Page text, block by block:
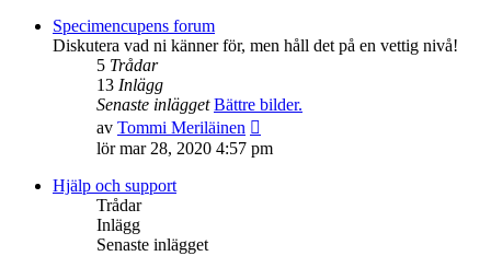
Specimencupens forum
Diskutera vad ni känner för, men håll det på en vettig nivå!
5 Trådar
13 Inlägg
Senaste inlägget Bättre bilder.
av Tommi Meriläinen
till
lör mar 28, 2020 4:57 pm
Hjälp och support
Trådar
Inlägg
Senaste inlägget